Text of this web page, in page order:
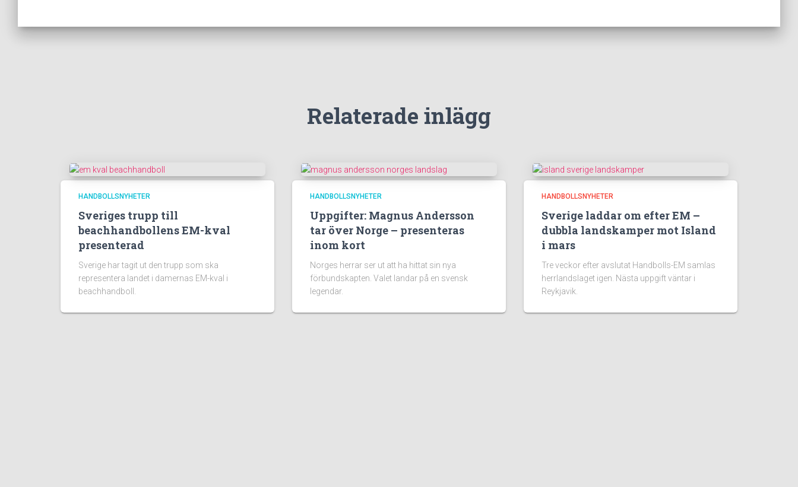
Relaterade inlägg
HANDBOLLSNYHETER
Sveriges trupp till
beachhandbollens EM-kval
presenterad
Sverige har tagit ut den trupp som ska
representera landet i damernas EM-kval i
beachhandboll.
HANDBOLLSNYHETER
Uppgifter: Magnus Andersson
tar över Norge – presenteras
inom kort
Norges herrar ser ut att ha hittat sin nya
förbundskapten. Valet landar på en svensk
legendar.
HANDBOLLSNYHETER
Sverige laddar om efter EM –
dubbla landskamper mot Island
i mars
Tre veckor efter avslutat Handbolls-EM samlas
herrlandslaget igen. Nästa uppgift väntar i
Reykjavik.